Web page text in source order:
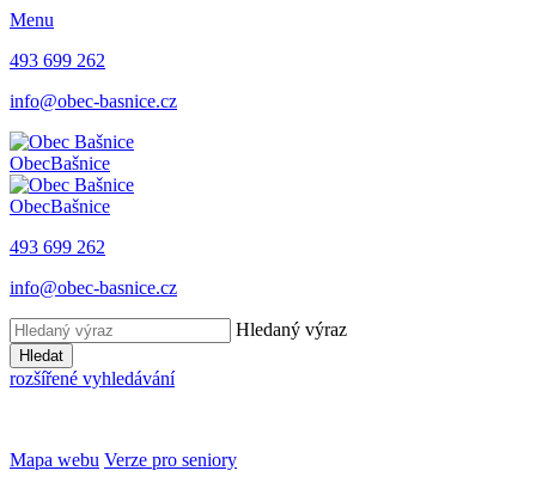
Menu
493 699 262
info@obec-basnice.cz
ObecBašnice
ObecBašnice
493 699 262
info@obec-basnice.cz
Hledaný výraz
Hledat
rozšířené vyhledávání
Mapa webu Verze pro seniory